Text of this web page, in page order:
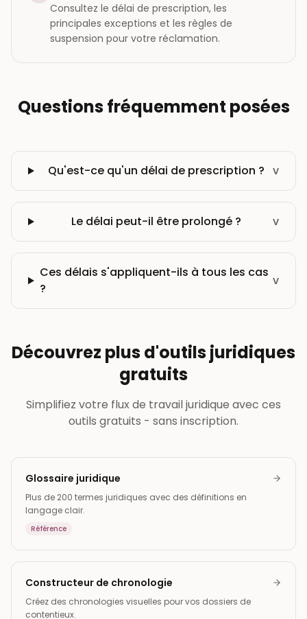
Consultez le délai de prescription, les
principales exceptions et les règles de
suspension pour votre réclamation.
Questions fréquemment posées
Qu'est-ce qu'un délai de prescription ? v
Le délai peut-il être prolongé ? v
Ces délais s'appliquent-ils à tous les cas
?
v
Découvrez plus d'outils juridiques
gratuits
Simplifiez votre flux de travail juridique avec ces
outils gratuits - sans inscription.
Glossaire juridique
Plus de 200 termes juridiques avec des définitions en
langage clair.
Référence
Constructeur de chronologie
Créez des chronologies visuelles pour vos dossiers de
contentieux.